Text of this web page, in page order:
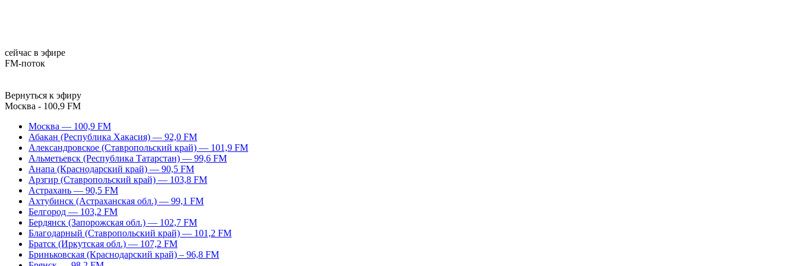
сейчас в эфире
FM-поток
Вернуться к эфиру
Москва - 100,9 FM
Москва — 100,9 FM
Абакан (Республика Хакасия) — 92,0 FM
Александровское (Ставропольский край) — 101,9 FM
Альметьевск (Республика Татарстан) — 99,6 FM
Анапа (Краснодарский край) — 90,5 FM
Арзгир (Ставропольский край) — 103,8 FM
Астрахань — 90,5 FM
Ахтубинск (Астраханская обл.) — 99,1 FM
Белгород — 103,2 FM
Бердянск (Запорожская обл.) — 102,7 FM
Благодарный (Ставропольский край) — 101,2 FM
Братск (Иркутская обл.) — 107,2 FM
Бриньковская (Краснодарский край) – 96,8 FM